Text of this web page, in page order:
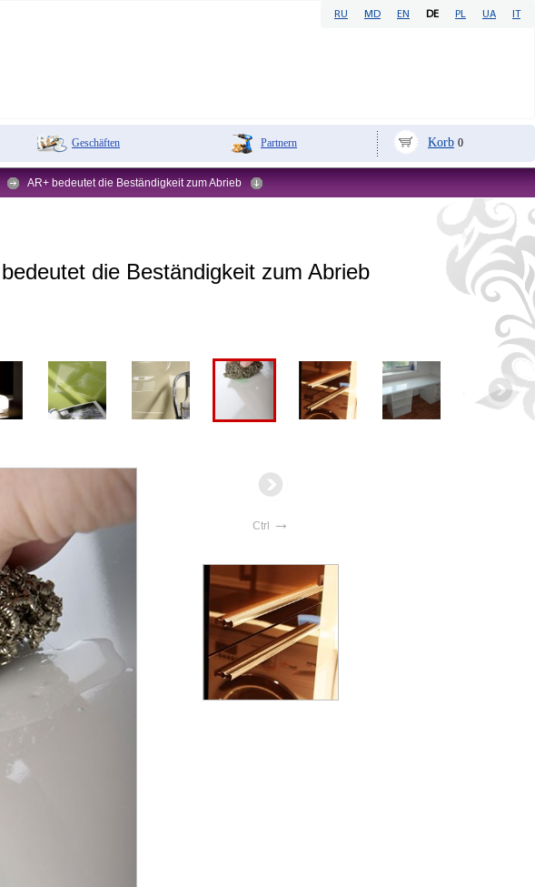
RU MD EN DE PL UA IT
Geschäften Partnern Korb 0
AR+ bedeutet die Beständigkeit zum Abrieb
die Beständigkeit zum Abrieb
Ctrl →